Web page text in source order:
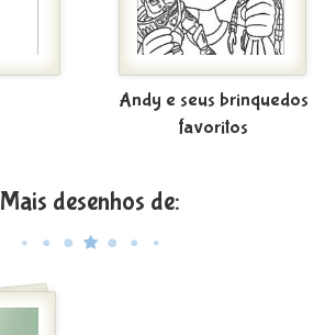
Andy e seus brinquedos
favoritos
Mais desenhos de: